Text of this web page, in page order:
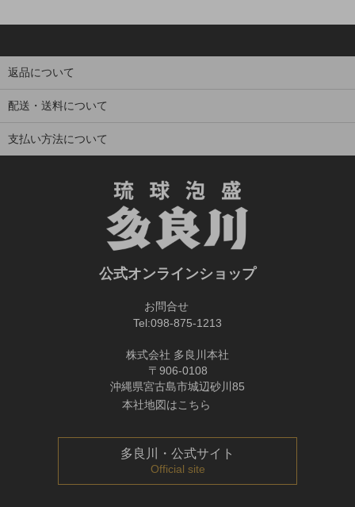
返品について
配送・送料について
支払い方法について
公式オンラインショップ
お問合せ
Tel:098-875-1213
株式会社 多良川本社
〒906-0108
沖縄県宮古島市城辺砂川85
本社地図はこちら
多良川・公式サイト
Official site